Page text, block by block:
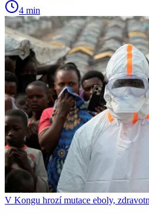
4 min
V Kongu hrozí mutace eboly,